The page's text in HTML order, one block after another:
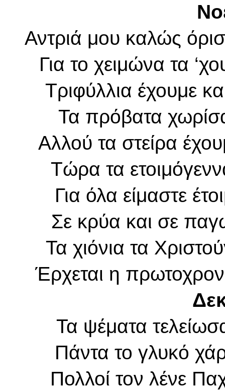
Αντριά μου καλώς
Για το χειμώνα τα
Τριφύλλια έχουμε
Τα πρόβατα
Αλλού τα στείρα
Τώρα τα
Για όλα είμαστε
Σε κρύα και σε
Τα χιόνια τα
Έρχεται η
Τα ψέματα
Πάντα το γλυκό
Πολλοί τον λένε